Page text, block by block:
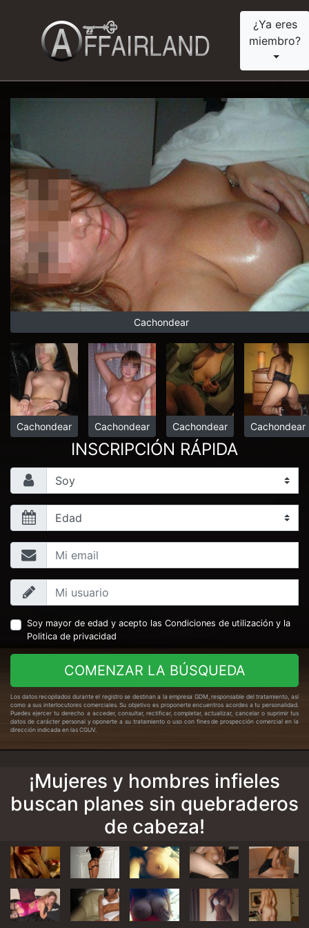
¿Ya eres
miembro?
Cachondear
Cachondear Cachondear Cachondear Cachondear
INSCRIPCIÓN RÁPIDA
Soy mayor de edad y acepto las Condiciones de utilización y la
Politica de privacidad
COMENZAR LA BÚSQUEDA
Los datos recopilados durante el registro se destinan a la empresa GDM, responsable del tratamiento, así
como a sus interlocutores comerciales. Su objetivo es proponerte encuentros acordes a tu personalidad.
Puedes ejercer tu derecho a acceder, consultar, rectificar, completar, actualizar, cancelar o suprimir tus
datos de carácter personal y oponerte a su tratamiento o uso con fines de prospección comercial en la
dirección indicada en las CGUV.
¡Mujeres y hombres infieles
buscan planes sin quebraderos
de cabeza!